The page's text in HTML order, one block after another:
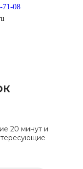
71-08
20 минут и